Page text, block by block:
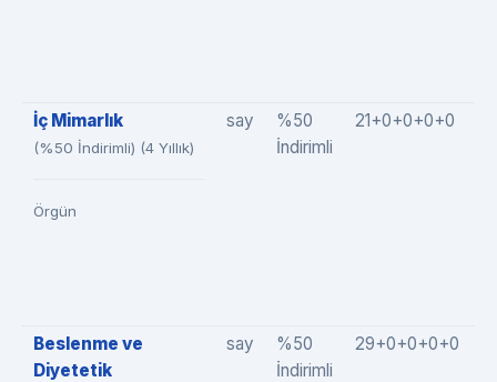
İç Mimarlık
(%50 İndirimli) (4 Yıllık)
Örgün
say
%50
İndirimli
21+0+0+0+0
Beslenme ve
Diyetetik
say
%50
İndirimli
29+0+0+0+0